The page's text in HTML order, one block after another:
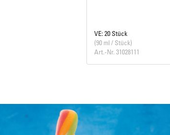
VE: 20 Stück
(90 ml / Stück)
Art.-Nr. 31028111